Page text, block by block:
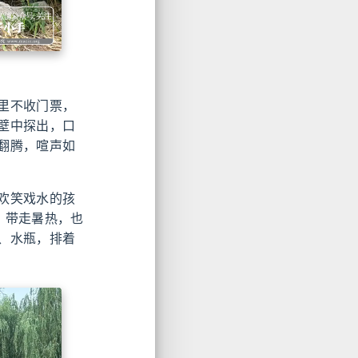
收门票，
中探出，口
腾，喧声如
笑戏水的孩
走暑热，也
水瓶，排着